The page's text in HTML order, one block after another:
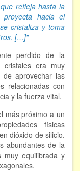
TALLER
refleja hasta la
hacia el
cristaliza y toma
[…]"
perdido de la
era muy
aprovechar las
relacionadas con
y la fuerza vital.
más próximo a un
físicas
dióxido de silicio.
abundantes de la
muy equilibrada y